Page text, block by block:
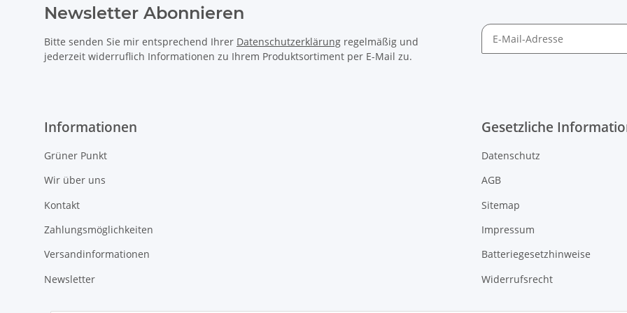
Newsletter Abonnieren
Bitte senden Sie mir entsprechend Ihrer Datenschutzerklärung regelmäßig und
jederzeit widerruflich Informationen zu Ihrem Produktsortiment per E-Mail zu.
Informationen
Grüner Punkt
Wir über uns
Kontakt
Zahlungsmöglichkeiten
Versandinformationen
Newsletter
Gesetzliche
Datenschutz
AGB
Sitemap
Impressum
Batteriegesetzhinweise
Widerrufsrecht